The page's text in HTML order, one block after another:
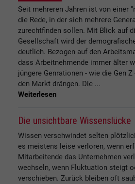
Seit mehreren Jahren ist von einer
die Rede, in der sich mehrere
zurechtfinden sollen. Mit Blick auf
Gesellschaft wird der
deutlich. Bezogen auf den
dass Arbeitnehmende immer älter
jüngere Genrationen - wie die Gen
den Markt drängen. Die ...
Weiterlesen
Die unsichtbare Wissenslücke
Wissen verschwindet selten
es meistens leise verloren, wenn
Mitarbeitende das Unternehmen
wechseln, wenn Fluktuation steigt
verschieben. Zurück bleiben oft